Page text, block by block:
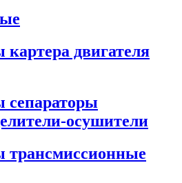
двигателя
осушители
трансмиссионные